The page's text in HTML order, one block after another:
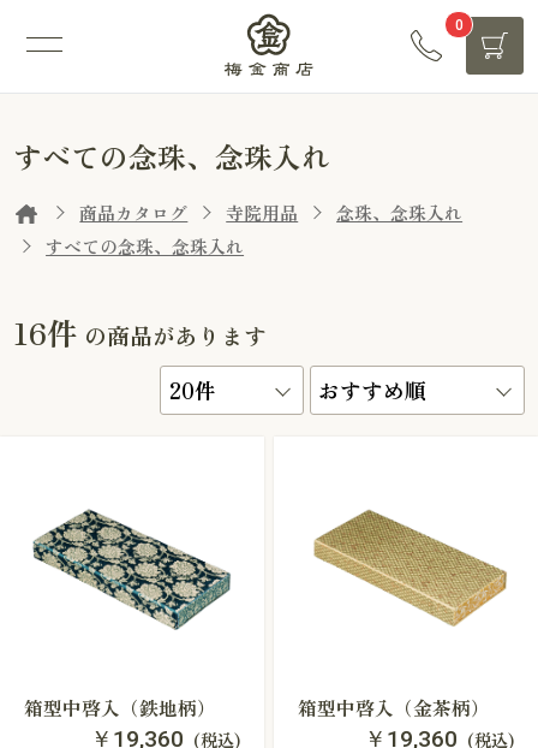
0
すべての念珠、念珠入れ
商品カタログ 寺院用品
念珠、念珠入れ
すべての念珠、念珠入れ
16件 の商品があります
箱型中啓入（鉄地柄）
￥19,360 (税込)
箱型中啓入（金茶柄）
￥19,360 (税込)